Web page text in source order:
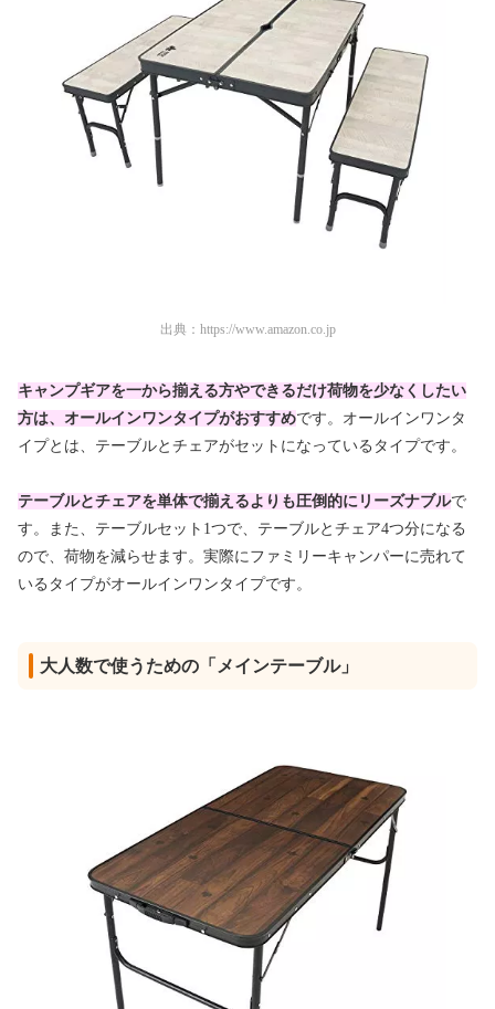
出典： https://www.amazon.co.jp
キャンプギアを一から揃える方やできるだけ荷物を少なくしたい
方は、オールインワンタイプがおすすめです。オールインワンタ
イプとは、テーブルとチェアがセットになっているタイプです。
テーブルとチェアを単体で揃えるよりも圧倒的にリーズナブルで
す。また、テーブルセット1つで、テーブルとチェア4つ分になる
ので、荷物を減らせます。実際にファミリーキャンパーに売れて
いるタイプがオールインワンタイプです。
大人数で使うための「メインテーブル」